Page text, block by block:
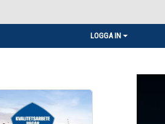
LOGGA IN